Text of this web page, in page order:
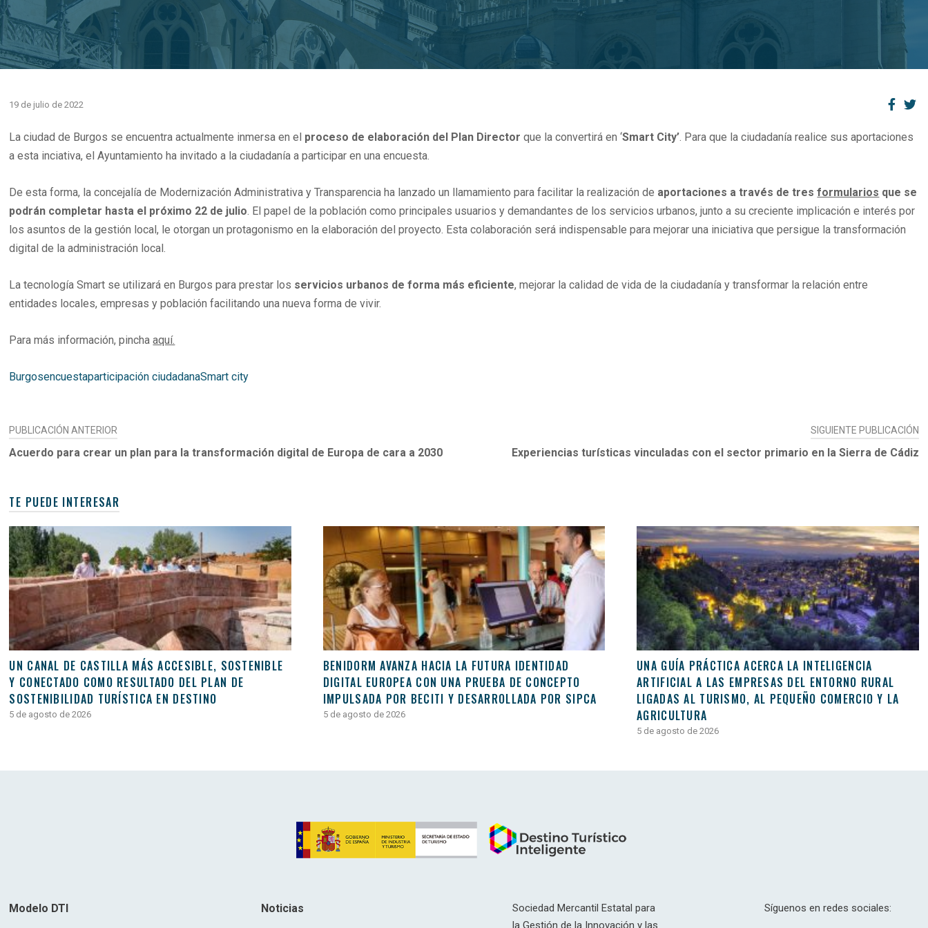
19 de julio de 2022
La ciudad de Burgos se encuentra actualmente inmersa en el proceso de elaboración del Plan Director que la convertirá en ‘Smart City’. Para que la ciudadanía realice sus aportaciones
a esta inciativa, el Ayuntamiento ha invitado a la ciudadanía a participar en una encuesta.
De esta forma, la concejalía de Modernización Administrativa y Transparencia ha lanzado un llamamiento para facilitar la realización de aportaciones a través de tresformularios que se
podrán completar hasta el próximo 22 de julio. El papel de la población como principales usuarios y demandantes de los servicios urbanos, junto a su creciente implicación e interés por
los asuntos de la gestión local, le otorgan un protagonismo en la elaboración del proyecto. Esta colaboración será indispensable para mejorar una iniciativa que persigue la transformación
digital de la administración local.
La tecnología Smart se utilizará en Burgos para prestar los servicios urbanos de forma más eficiente, mejorar la calidad de vida de la ciudadanía y transformar la relación entre
entidades locales, empresas y población facilitando una nueva forma de vivir.
Para más información, pinchaaquí.
Burgosencuestaparticipación ciudadanaSmart city
NAVEGACIÓN
DE
PUBLICACIÓN ANTERIOR
Acuerdo para crear un plan para la transformación digital de Europa de cara a 2030
SIGUIENTE PUBLICACIÓN
Experiencias turísticas vinculadas con el sector primario en la Sierra de Cádiz
TE PUEDE INTERESAR
UN CANAL DE CASTILLA MÁS ACCESIBLE, SOSTENIBLE
Y CONECTADO COMO RESULTADO DEL PLAN DE
SOSTENIBILIDAD TURÍSTICA EN DESTINO
5 de agosto de 2026
BENIDORM AVANZA HACIA LA FUTURA IDENTIDAD
DIGITAL EUROPEA CON UNA PRUEBA DE CONCEPTO
IMPULSADA POR BECITI Y DESARROLLADA POR SIPCA
5 de agosto de 2026
UNA GUÍA PRÁCTICA ACERCA LA INTELIGENCIA
ARTIFICIAL A LAS EMPRESAS DEL ENTORNO RURAL
LIGADAS AL TURISMO, AL PEQUEÑO COMERCIO Y LA
AGRICULTURA
5 de agosto de 2026
Modelo DTI
Noticias
Sociedad Mercantil Estatal para
la Gestión de la Innovación y las
Síguenos en redes sociales: